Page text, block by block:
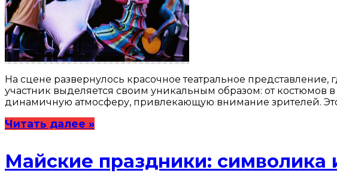
На сцене развернулось красочное театральное
участник выделяется своим уникальным образом: от
динамичную атмосферу, привлекающую внимание зрителей. Это
Читать далее »
Майские праздники: символика